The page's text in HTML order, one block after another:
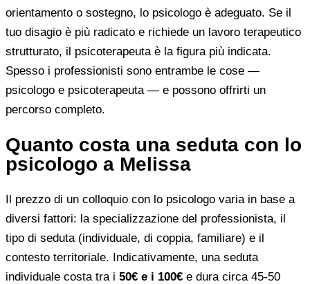
orientamento o sostegno, lo psicologo è adeguato. Se il
tuo disagio è più radicato e richiede un lavoro terapeutico
strutturato, il psicoterapeuta è la figura più indicata.
Spesso i professionisti sono entrambe le cose —
psicologo e psicoterapeuta — e possono offrirti un
percorso completo.
Quanto costa una seduta con lo
psicologo a Melissa
Il prezzo di un colloquio con lo psicologo varia in base a
diversi fattori: la specializzazione del professionista, il
tipo di seduta (individuale, di coppia, familiare) e il
contesto territoriale. Indicativamente, una seduta
individuale costa tra i 50€ e i 100€ e dura circa 45-50